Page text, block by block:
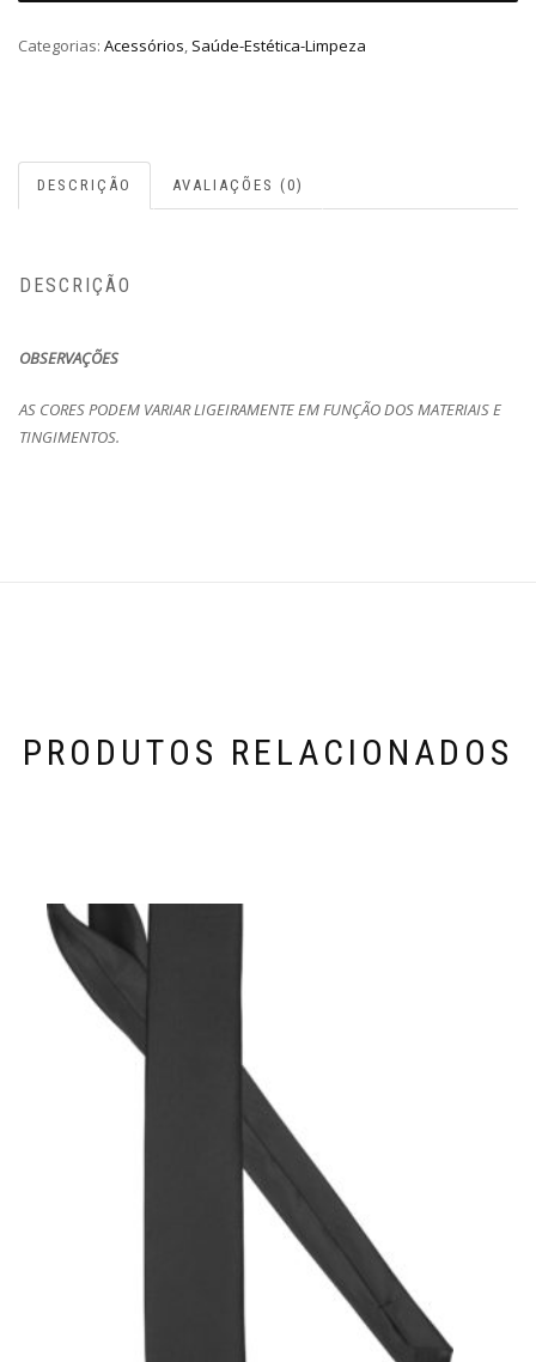
Categorias: Acessórios, Saúde-Estética-Limpeza
DESCRIÇÃO AVALIAÇÕES (0)
DESCRIÇÃO
OBSERVAÇÕES
AS CORES PODEM VARIAR LIGEIRAMENTE EM FUNÇÃO DOS MATERIAIS E
TINGIMENTOS.
PRODUTOS RELACIONADOS